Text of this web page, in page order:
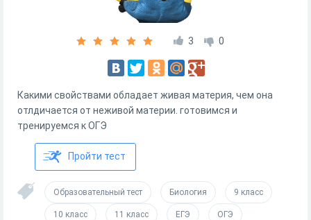
3 0
Какими свойствами обладает живая материя, чем она
отлдичается от неживой материи. готовимся и
тренируемся к ОГЭ
Пройти тест
Образовательный тест Биология 9 класс
10 класс 11 класс ЕГЭ ОГЭ